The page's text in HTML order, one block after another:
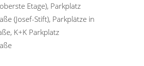
Etage), Parkplatz
(Josef-Stift), Parkplätze in
K+K Parkplatz